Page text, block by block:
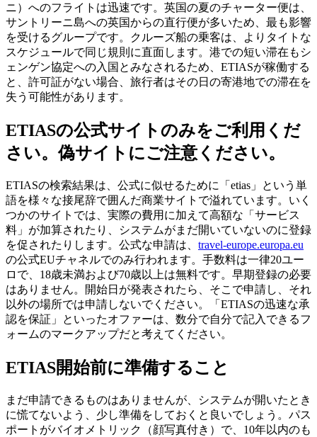
ニ）へのフライトは迅速です。英国の夏のチャーター便は、
サントリーニ島への英国からの直行便が多いため、最も影響
を受けるグループです。クルーズ船の乗客は、よりタイトな
スケジュールで同じ規則に直面します。港での短い滞在もシ
ェンゲン協定への入国とみなされるため、ETIASが稼働する
と、許可証がない場合、旅行者はその日の寄港地での滞在を
失う可能性があります。
ETIASの公式サイトのみをご利用くだ
さい。偽サイトにご注意ください。
ETIASの検索結果は、公式に似せるために「etias」という単
語を様々な接尾辞で囲んだ商業サイトで溢れています。いく
つかのサイトでは、実際の費用に加えて高額な「サービス
料」が加算されたり、システムがまだ開いていないのに登録
を促されたりします。公式な申請は、 travel-europe.europa.eu
の公式EUチャネルでのみ行われます。手数料は一律20ユー
ロで、18歳未満および70歳以上は無料です。早期登録の必要
はありません。開始日が発表されたら、そこで申請し、それ
以外の場所では申請しないでください。「ETIASの迅速な承
認を保証」といったオファーは、数分で自分で記入できるフ
ォームのマークアップだと考えてください。
ETIAS開始前に準備すること
まだ申請できるものはありませんが、システムが開いたとき
に慌てないよう、少し準備をしておくと良いでしょう。パス
ポートがバイオメトリック（顔写真付き）で、10年以内のも